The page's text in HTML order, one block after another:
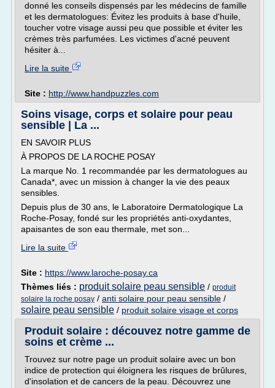
donné les conseils dispensés par les médecins de famille
et les dermatologues: Évitez les produits à base d'huile,
toucher votre visage aussi peu que possible et éviter les
crèmes très parfumées. Les victimes d'acné peuvent
hésiter à...
Lire la suite
Site : http://www.handpuzzles.com
Soins visage, corps et solaire pour peau
sensible | La ...
EN SAVOIR PLUS
À PROPOS DE LA ROCHE POSAY
La marque No. 1 recommandée par les dermatologues au
Canada*, avec un mission à changer la vie des peaux
sensibles.
Depuis plus de 30 ans, le Laboratoire Dermatologique La
Roche-Posay, fondé sur les propriétés anti-oxydantes,
apaisantes de son eau thermale, met son...
Lire la suite
Site : https://www.laroche-posay.ca
Thèmes liés : produit solaire peau sensible / produit
solaire la roche posay / anti solaire pour peau sensible /
solaire peau sensible / produit solaire visage et corps
Produit solaire : découvez notre gamme de
soins et crème ...
Trouvez sur notre page un produit solaire avec un bon
indice de protection qui éloignera les risques de brûlures,
d'insolation et de cancers de la peau. Découvrez une